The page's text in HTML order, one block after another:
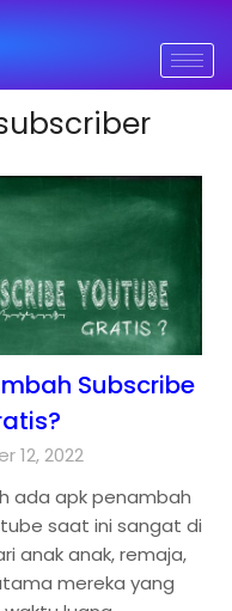
Subscribe
12, 2022
ada apk penambah
saat ini sangat di
anak anak, remaja,
mereka yang